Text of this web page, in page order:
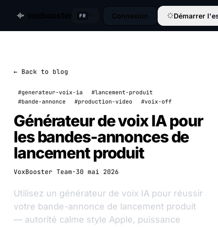
FR Connexion Démarrer
← Back to blog
#generateur-voix-ia
#lancement-produit
#bande-annonce
#production-video #voix-off
Générateur de voix IA pour
les bandes-annonces de
lancement produit
VoxBooster Team · 30 mai 2026
Utilisez un générateur de voix IA pour réussir
votre bande-annonce de lancement produit
— autorité calme style Apple, puissance